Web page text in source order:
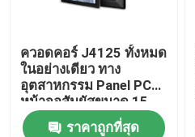
ควอดคอร์ J4125 ทั้งหมด
ในอย่างเดียว ทาง
อุตสาหกรรม Panel PC
หน้าจอสัมผัสขนาด 15
นิ้วแบบฝัง
ราคาถูกที่สุด